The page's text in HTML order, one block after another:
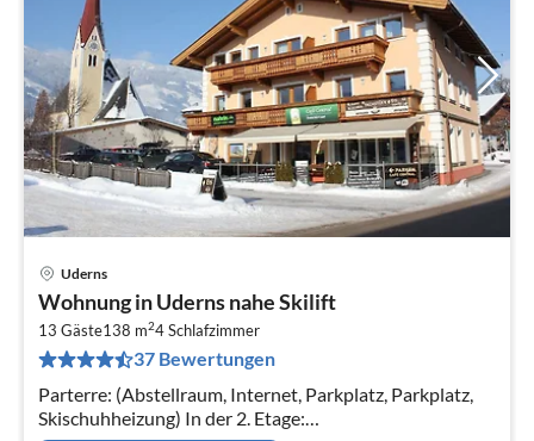
Uderns
Wohnung in Uderns nahe Skilift
13 Gäste138 m24Schlafzimmer
37 Bewertungen
Parterre: (Abstellraum, Internet, Parkplatz, Parkplatz,
Skischuhheizung) In der 2. Etage: